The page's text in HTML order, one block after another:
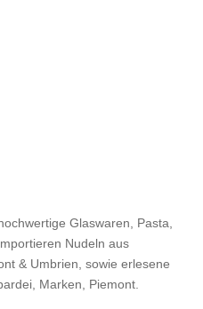
Glaswaren, Pasta,
Nudeln aus
& Umbrien, sowie erlesene
Marken, Piemont.